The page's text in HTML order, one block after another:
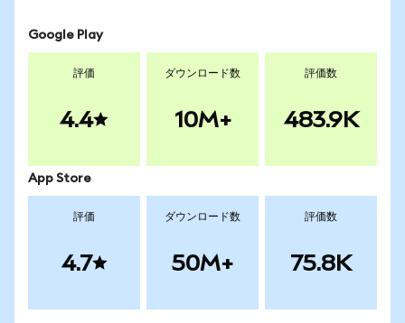
Google Play
評価
4.4
ダウンロード数
10M+
評価数
483.9K
App Store
評価
4.7
ダウンロード数
50M+
評価数
75.8K